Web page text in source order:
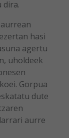
dira.
hasi
agertu
uholdeek
Gorpua
dute
aurre